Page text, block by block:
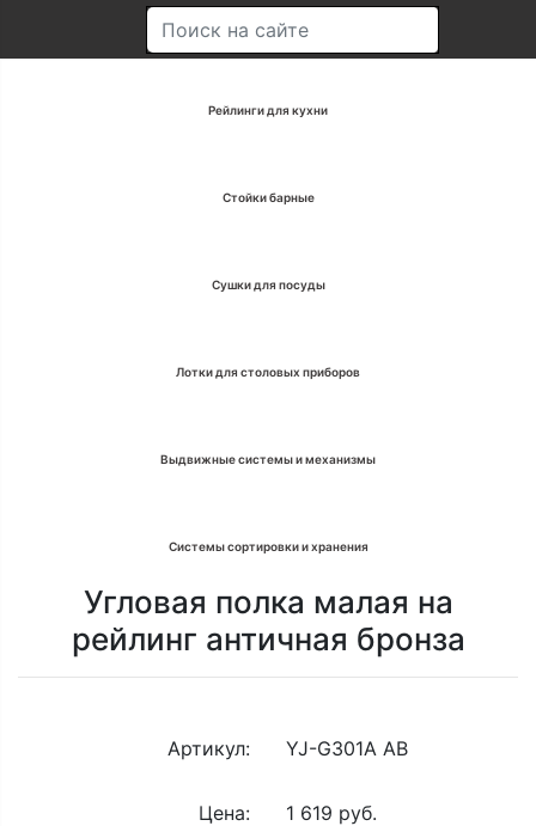
Рейлинги для кухни
Стойки барные
Сушки для посуды
Лотки для столовых приборов
Выдвижные системы и механизмы
Системы сортировки и хранения
Угловая полка малая на
рейлинг античная бронза
Артикул: YJ-G301A AB
Цена: 1 619 руб.